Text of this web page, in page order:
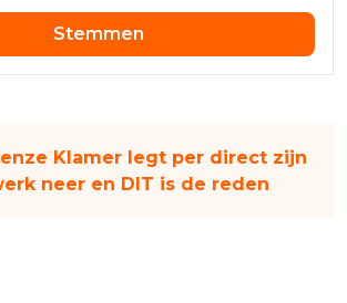
Stemmen
Klamer legt per direct zijn
neer en DIT is de reden